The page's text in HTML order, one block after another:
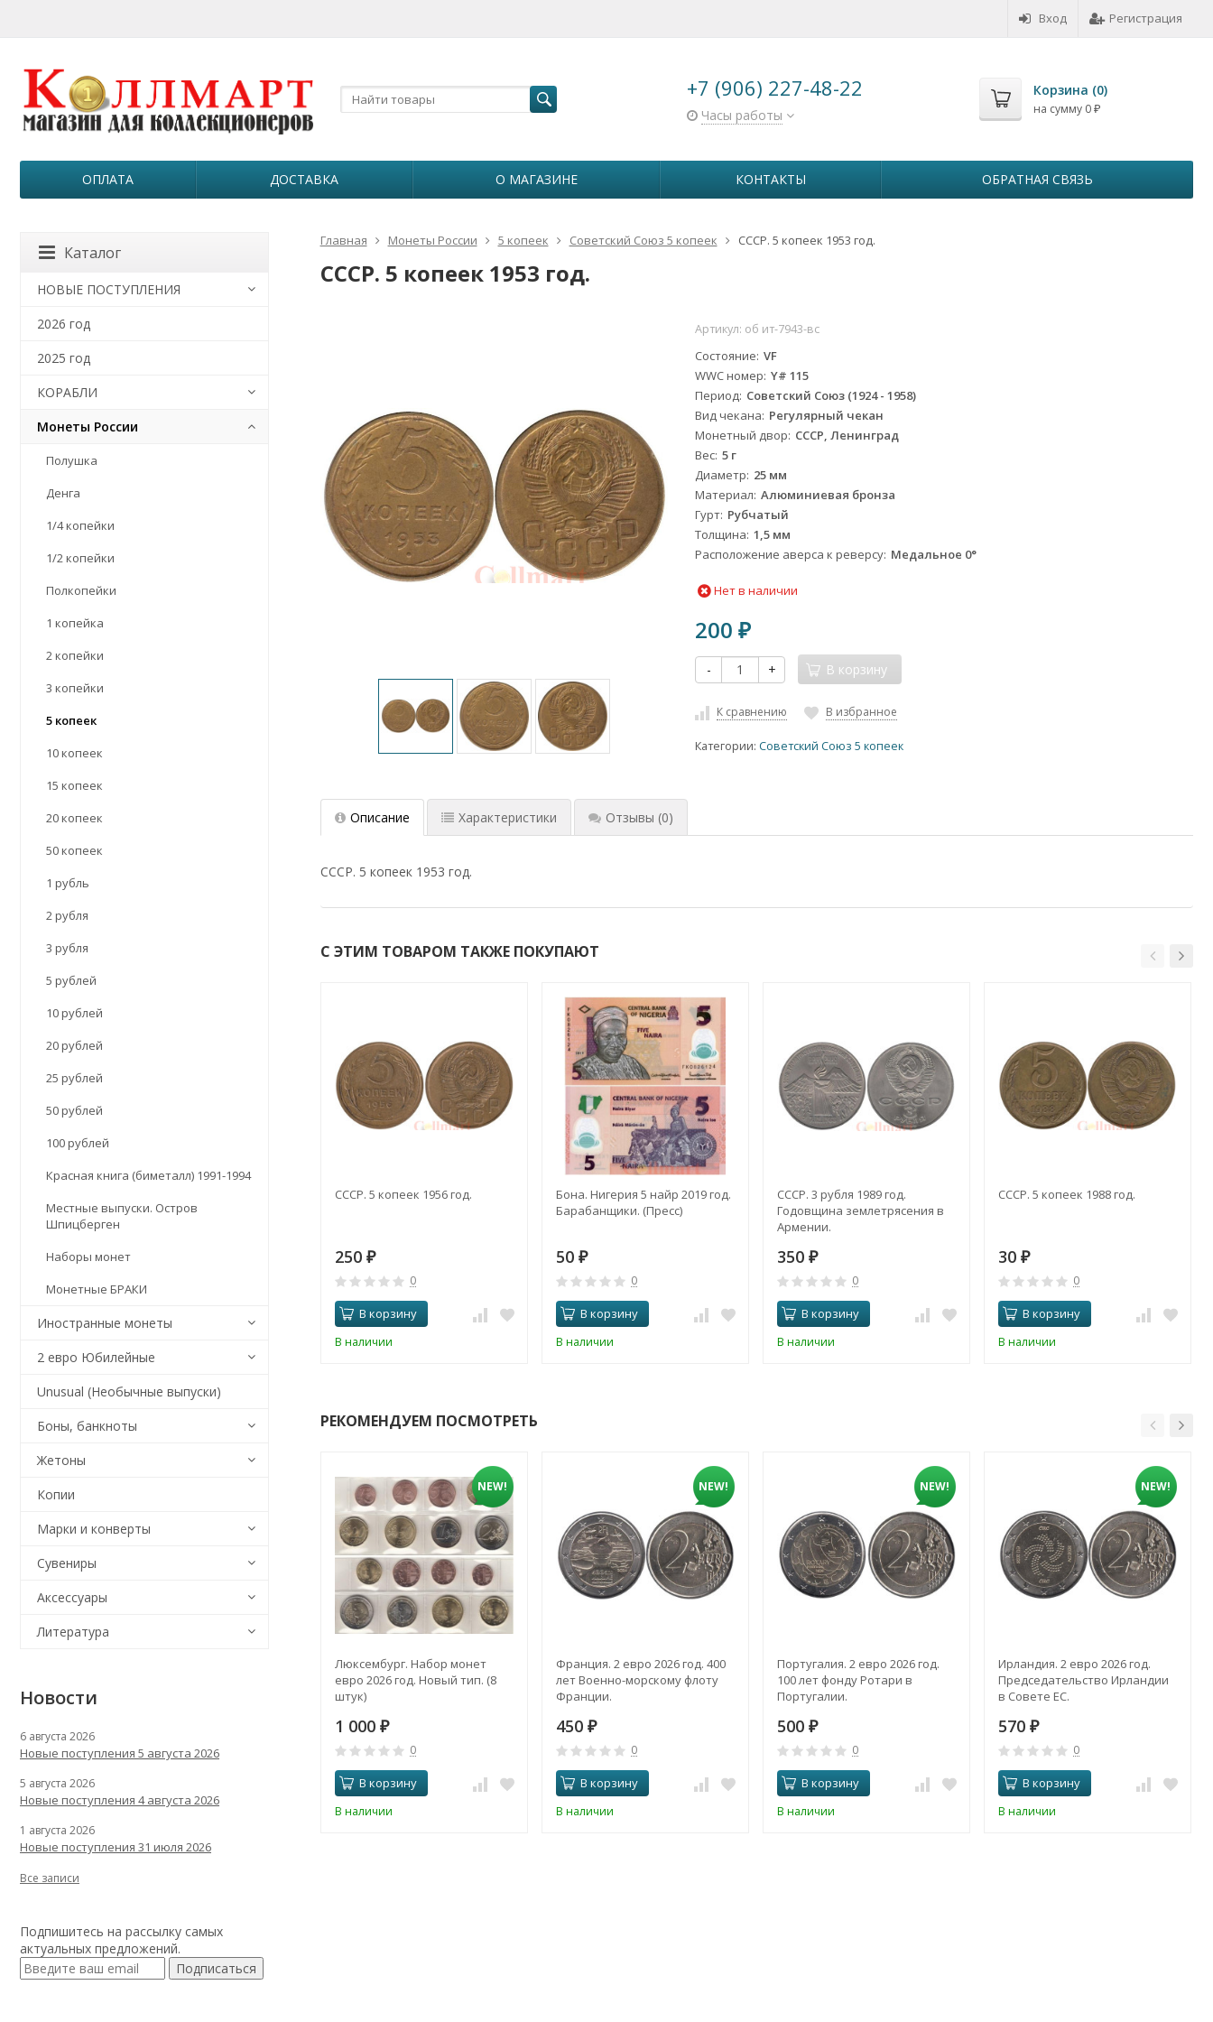
Вход Регистрация
+7 (906) 227-48-22
Часы работы
Корзина (0)
на сумму 0 ₽
ОПЛАТА ДОСТАВКА О МАГАЗИНЕ КОНТАКТЫ ОБРАТНАЯ СВЯЗЬ
Главная Монеты России 5 копеек Советский Союз 5 копеек СССР. 5 копеек 1953 год.
СССР. 5 копеек 1953 год.
Артикул: об ит-7943-вс
Состояние VF
WWC номер Y# 115
Период Советский Союз (1924 - 1958)
Вид чекана Регулярный чекан
Монетный двор СССР, Ленинград
Вес 5 г
Диаметр 25 мм
Материал Алюминиевая бронза
Гурт Рубчатый
Толщина 1,5 мм
Расположение аверса к реверсу Медальное 0°
Нет в наличии
200₽
- + В корзину
К сравнению В избранное
Категории:Советский Союз 5 копеек
Описание Характеристики Отзывы (0)
СССР. 5 копеек 1953 год.
С ЭТИМ ТОВАРОМ ТАКЖЕ ПОКУПАЮТ
СССР. 5 копеек 1956 год.
250 ₽
0
В корзину
В наличии
Бона. Нигерия 5 найр 2019 год.
Барабанщики. (Пресс)
50 ₽
0
В корзину
В наличии
СССР. 3 рубля 1989 год.
Годовщина землетрясения в
Армении.
350 ₽
0
В корзину
В наличии
СССР. 5 копеек 1988 год.
30 ₽
0
В корзину
В наличии
РЕКОМЕНДУЕМ ПОСМОТРЕТЬ
NEW!
Люксембург. Набор монет
евро 2026 год. Новый тип. (8
штук)
1 000 ₽
0
В корзину
В наличии
NEW!
Франция. 2 евро 2026 год. 400
лет Военно-морскому флоту
Франции.
450 ₽
0
В корзину
В наличии
NEW!
Португалия. 2 евро 2026 год.
100 лет фонду Ротари в
Португалии.
500 ₽
0
В корзину
В наличии
NEW!
Ирландия. 2 евро 2026 год.
Председательство Ирландии
в Совете ЕС.
570 ₽
0
В корзину
В наличии
Каталог
НОВЫЕ ПОСТУПЛЕНИЯ
2026 год
2025 год
КОРАБЛИ
Монеты России
Полушка
Денга
1/4 копейки
1/2 копейки
Полкопейки
1 копейка
2 копейки
3 копейки
5 копеек
10 копеек
15 копеек
20 копеек
50 копеек
1 рубль
2 рубля
3 рубля
5 рублей
10 рублей
20 рублей
25 рублей
50 рублей
100 рублей
Красная книга (биметалл) 1991-1994
Местные выпуски. Остров
Шпицберген
Наборы монет
Монетные БРАКИ
Иностранные монеты
2 евро Юбилейные
Unusual (Необычные выпуски)
Боны, банкноты
Жетоны
Копии
Марки и конверты
Сувениры
Аксессуары
Литература
Новости
6 августа 2026
Новые поступления 5 августа 2026
5 августа 2026
Новые поступления 4 августа 2026
1 августа 2026
Новые поступления 31 июля 2026
Все записи
Подпишитесь на рассылку самых
актуальных предложений.
Подписаться